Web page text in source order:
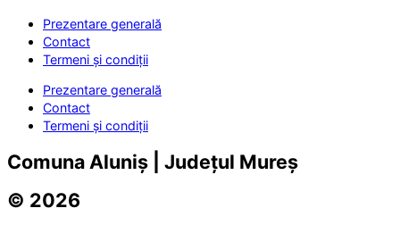
Prezentare generală
Contact
Termeni și condiții
Prezentare generală
Contact
Termeni și condiții
Comuna Aluniș | Județul Mureș
© 2026